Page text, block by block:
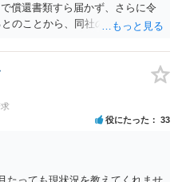
償還書類すら届かず、さらに令
のことから、同社の資金繰りは
収が困難となるおそれがあり、
あります。 本件は、明らかに弁
容証明郵便により返還請求の意
起や仮差押え等の法的措置をと
家さんは、令和5年6月に金融庁
投資スキームに関する法令違反
じる余力が今後失われるおそれ
求手続を行うことが重要です。
役にたった 33
たっても現状況を教えてくれませ